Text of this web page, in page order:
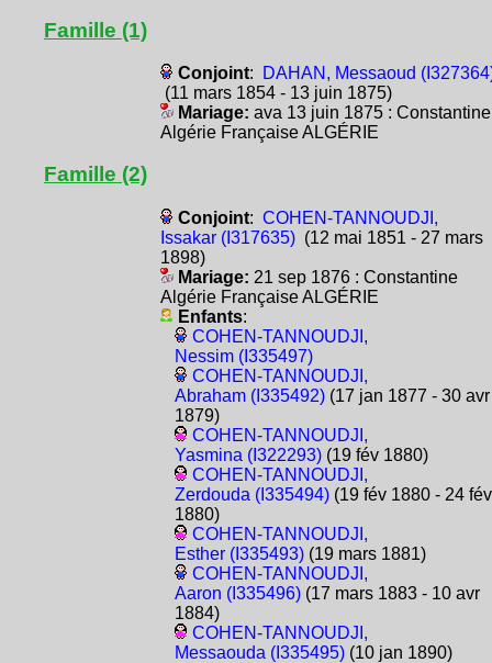
Famille (1)
Conjoint:
DAHAN, Messaoud
(11 mars 1854 - 13 juin 1875)
Mariage: ava 13 juin 1875 : Constantine
Algérie Française ALGÉRIE
Famille (2)
Conjoint: COHEN-TANNOUDJI,
Issakar (I317635)(12 mai 1851 - 27 mars
1898)
Mariage: 21 sep 1876 : Constantine
Algérie Française ALGÉRIE
Enfants:
COHEN-TANNOUDJI,
Nessim (I335497)
COHEN-TANNOUDJI,
Abraham (I335492)(17 jan 1877 - 30 avr
1879)
COHEN-TANNOUDJI,
Yasmina (I322293)(19 fév 1880)
COHEN-TANNOUDJI,
Zerdouda (I335494)(19 fév 1880 - 24 fév
1880)
COHEN-TANNOUDJI,
Esther (I335493)(19 mars 1881)
COHEN-TANNOUDJI,
Aaron (I335496)(17 mars 1883 - 10 avr
1884)
COHEN-TANNOUDJI,
Messaouda (I335495)(10 jan 1890)